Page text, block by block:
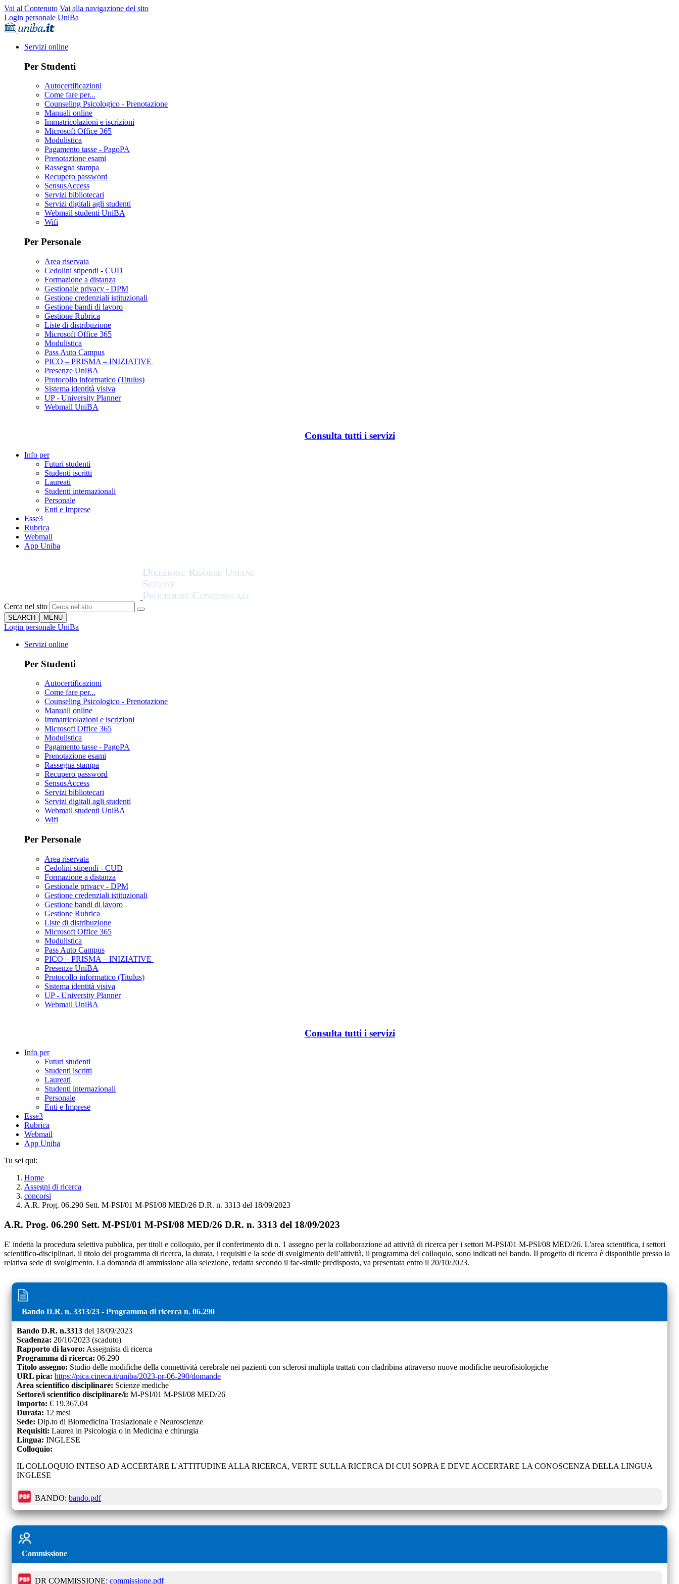
Vai al Contenuto Vai alla navigazione del sito
Login personale UniBa
Servizi online
Per Studenti
Autocertificazioni
Come fare per...
Counseling Psicologico - Prenotazione
Manuali online
Immatricolazioni e iscrizioni
Microsoft Office 365
Modulistica
Pagamento tasse - PagoPA
Prenotazione esami
Rassegna stampa
Recupero password
SensusAccess
Servizi bibliotecari
Servizi digitali agli studenti
Webmail studenti UniBA
Wifi
Per Personale
Area riservata
Cedolini stipendi - CUD
Formazione a distanza
Gestionale privacy - DPM
Gestione credenziali istituzionali
Gestione bandi di lavoro
Gestione Rubrica
Liste di distribuzione
Microsoft Office 365
Modulistica
Pass Auto Campus
PICO – PRISMA – INIZIATIVE
Presenze UniBA
Protocollo informatico (Titulus)
Sistema identità visiva
UP - University Planner
Webmail UniBA
Consulta tutti i servizi
Info per
Futuri studenti
Studenti iscritti
Laureati
Studenti internazionali
Personale
Enti e Imprese
Esse3
Rubrica
Webmail
App Uniba
Cerca nel sito
SEARCH MENU
Login personale UniBa
Servizi online
Per Studenti
Autocertificazioni
Come fare per...
Counseling Psicologico - Prenotazione
Manuali online
Immatricolazioni e iscrizioni
Microsoft Office 365
Modulistica
Pagamento tasse - PagoPA
Prenotazione esami
Rassegna stampa
Recupero password
SensusAccess
Servizi bibliotecari
Servizi digitali agli studenti
Webmail studenti UniBA
Wifi
Per Personale
Area riservata
Cedolini stipendi - CUD
Formazione a distanza
Gestionale privacy - DPM
Gestione credenziali istituzionali
Gestione bandi di lavoro
Gestione Rubrica
Liste di distribuzione
Microsoft Office 365
Modulistica
Pass Auto Campus
PICO – PRISMA – INIZIATIVE
Presenze UniBA
Protocollo informatico (Titulus)
Sistema identità visiva
UP - University Planner
Webmail UniBA
Consulta tutti i servizi
Info per
Futuri studenti
Studenti iscritti
Laureati
Studenti internazionali
Personale
Enti e Imprese
Esse3
Rubrica
Webmail
App Uniba
Tu sei qui:
Home
Assegni di ricerca
concorsi
A.R. Prog. 06.290 Sett. M-PSI/01 M-PSI/08 MED/26 D.R. n. 3313 del 18/09/2023
A.R. Prog. 06.290 Sett. M-PSI/01 M-PSI/08 MED/26 D.R. n. 3313 del 18/09/2023
E' indetta la procedura selettiva pubblica, per titoli e colloquio, per il conferimento di n. 1 assegno per la collaborazione ad attività di ricerca per i settori M-PSI/01 M-PSI/08 MED/26. L'area scientifica, i settori
scientifico-disciplinari, il titolo del programma di ricerca, la durata, i requisiti e la sede di svolgimento dell’attività, il programma del colloquio, sono indicati nel bando. Il progetto di ricerca è disponibile presso la
relativa sede di svolgimento. La domanda di ammissione alla selezione, redatta secondo il fac-simile predisposto, va presentata entro il 20/10/2023.
Bando D.R. n. 3313/23 - Programma di ricerca n. 06.290
Bando D.R. n.3313 del 18/09/2023
Scadenza: 20/10/2023 (scaduto)
Rapporto di lavoro: Assegnista di ricerca
Programma di ricerca: 06.290
Titolo assegno: Studio delle modifiche della connettività cerebrale nei pazienti con sclerosi multipla trattati con cladribina attraverso nuove modifiche neurofisiologiche
URL pica: https://pica.cineca.it/uniba/2023-pr-06-290/domande
Area scientifico disciplinare: Scienze mediche
Settore/i scientifico disciplinare/i: M-PSI/01 M-PSI/08 MED/26
Importo: € 19.367,04
Durata: 12 mesi
Sede: Dip.to di Biomedicina Traslazionale e Neuroscienze
Requisiti: Laurea in Psicologia o in Medicina e chirurgia
Lingua: INGLESE
Colloquio:
IL COLLOQUIO INTESO AD ACCERTARE L'ATTITUDINE ALLA RICERCA, VERTE SULLA RICERCA DI CUI SOPRA E DEVE ACCERTARE LA CONOSCENZA DELLA LINGUA
INGLESE
BANDO: bando.pdf
Commissione
DR COMMISSIONE: commissione.pdf